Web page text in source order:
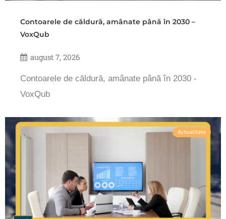
Contoarele de căldură, amânate până în 2030 –
VoxQub
august 7, 2026
Contoarele de căldură, amânate până în 2030 -
VoxQub
Actualitate